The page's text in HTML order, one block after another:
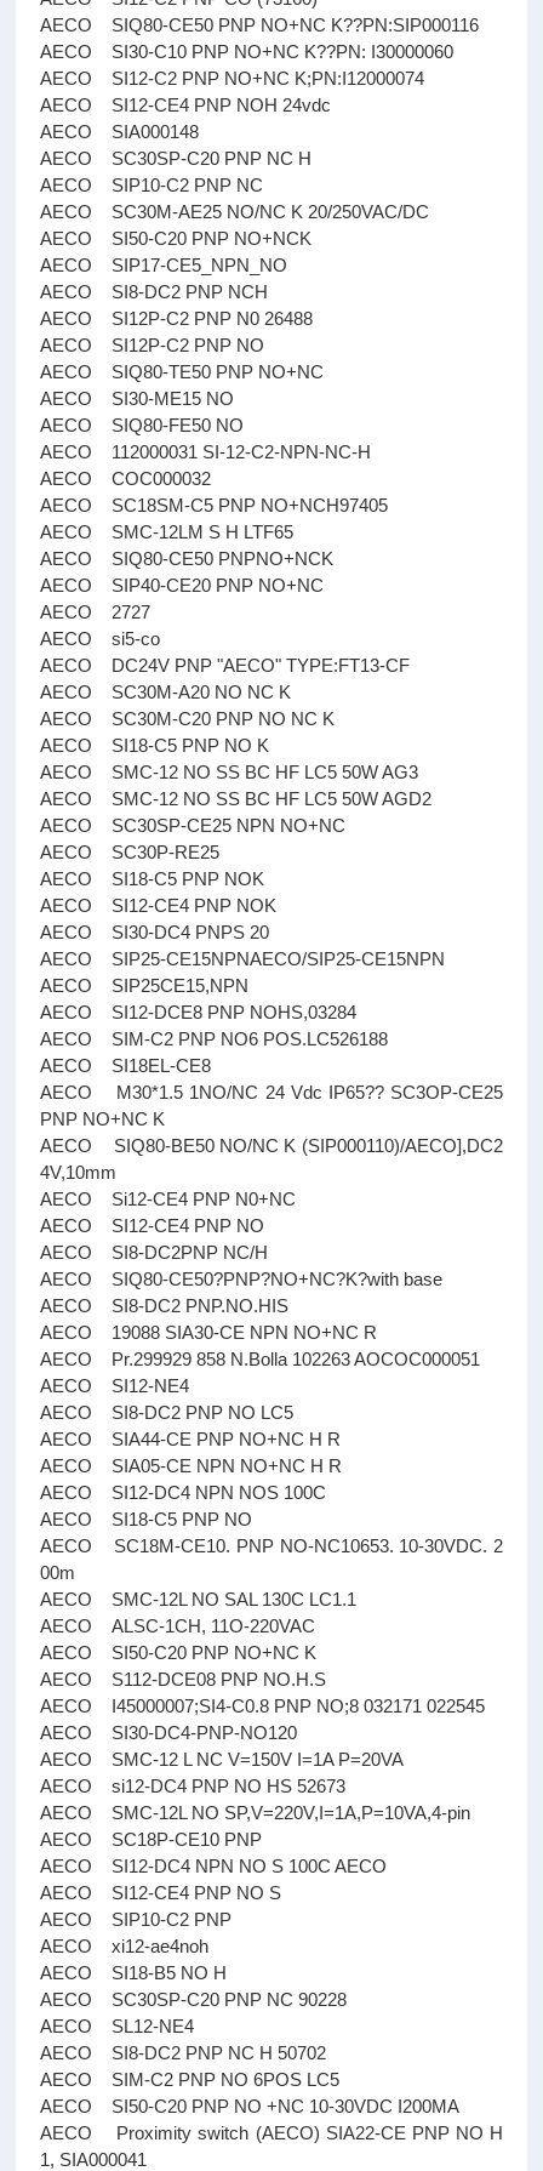
AECO SIQ80-CE50 PNP NO+NC K??PN:SIP000116
AECO SI30-C10 PNP NO+NC K??PN: I30000060
AECO SI12-C2 PNP NO+NC K;PN:I12000074
AECO SI12-CE4 PNP NOH 24vdc
AECO SIA000148
AECO SC30SP-C20 PNP NC H
AECO SIP10-C2 PNP NC
AECO SC30M-AE25 NO/NC K 20/250VAC/DC
AECO SI50-C20 PNP NO+NCK
AECO SIP17-CE5_NPN_NO
AECO SI8-DC2 PNP NCH
AECO SI12P-C2 PNP N0 26488
AECO SI12P-C2 PNP NO
AECO SIQ80-TE50 PNP NO+NC
AECO SI30-ME15 NO
AECO SIQ80-FE50 NO
AECO 112000031 SI-12-C2-NPN-NC-H
AECO COC000032
AECO SC18SM-C5 PNP NO+NCH97405
AECO SMC-12LM S H LTF65
AECO SIQ80-CE50 PNPNO+NCK
AECO SIP40-CE20 PNP NO+NC
AECO 2727
AECO si5-co
AECO DC24V PNP "AECO" TYPE:FT13-CF
AECO SC30M-A20 NO NC K
AECO SC30M-C20 PNP NO NC K
AECO SI18-C5 PNP NO K
AECO SMC-12 NO SS BC HF LC5 50W AG3
AECO SMC-12 NO SS BC HF LC5 50W AGD2
AECO SC30SP-CE25 NPN NO+NC
AECO SC30P-RE25
AECO SI18-C5 PNP NOK
AECO SI12-CE4 PNP NOK
AECO SI30-DC4 PNPS 20
AECO SIP25-CE15NPNAECO/SIP25-CE15NPN
AECO SIP25CE15,NPN
AECO SI12-DCE8 PNP NOHS,03284
AECO SIM-C2 PNP NO6 POS.LC526188
AECO SI18EL-CE8
AECO M30*1.5 1NO/NC 24 Vdc IP65?? SC3OP-CE25
PNP NO+NC K
AECO SIQ80-BE50 NO/NC K (SIP000110)/AECO],DC2
4V,10mm
AECO Si12-CE4 PNP N0+NC
AECO SI12-CE4 PNP NO
AECO SI8-DC2PNP NC/H
AECO SIQ80-CE50?PNP?NO+NC?K?with base
AECO SI8-DC2 PNP.NO.HIS
AECO 19088 SIA30-CE NPN NO+NC R
AECO Pr.299929 858 N.Bolla 102263 AOCOC000051
AECO SI12-NE4
AECO SI8-DC2 PNP NO LC5
AECO SIA44-CE PNP NO+NC H R
AECO SIA05-CE NPN NO+NC H R
AECO SI12-DC4 NPN NOS 100C
AECO SI18-C5 PNP NO
AECO SC18M-CE10. PNP NO-NC10653. 10-30VDC. 2
00m
AECO SMC-12L NO SAL 130C LC1.1
AECO ALSC-1CH, 11O-220VAC
AECO SI50-C20 PNP NO+NC K
AECO S112-DCE08 PNP NO.H.S
AECO I45000007;SI4-C0.8 PNP NO;8 032171 022545
AECO SI30-DC4-PNP-NO120
AECO SMC-12 L NC V=150V I=1A P=20VA
AECO si12-DC4 PNP NO HS 52673
AECO SMC-12L NO SP,V=220V,I=1A,P=10VA,4-pin
AECO SC18P-CE10 PNP
AECO SI12-DC4 NPN NO S 100C AECO
AECO SI12-CE4 PNP NO S
AECO SIP10-C2 PNP
AECO xi12-ae4noh
AECO SI18-B5 NO H
AECO SC30SP-C20 PNP NC 90228
AECO SL12-NE4
AECO SI8-DC2 PNP NC H 50702
AECO SIM-C2 PNP NO 6POS LC5
AECO SI50-C20 PNP NO +NC 10-30VDC I200MA
AECO Proximity switch (AECO) SIA22-CE PNP NO H
1, SIA000041